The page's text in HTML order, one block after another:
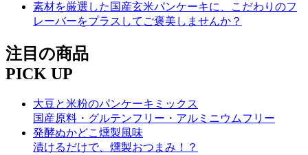
素材を厳選した国産玄米パンケーキに、こだわりのフ
レーバーをプラスしてご褒美しませんか？
注目の商品
PICK UP
大豆と米粉のパンケーキミックス
国産原料・グルテンフリー・アルミニウムフリー
発酵ぬかどこ燻製風味
漬けるだけで、燻製おつまみ！？